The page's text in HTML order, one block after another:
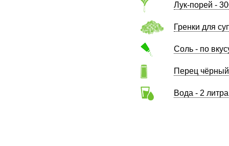
Лук-порей -
Гренки для
Соль - по
Перец чёрный
Вода - 2 литра